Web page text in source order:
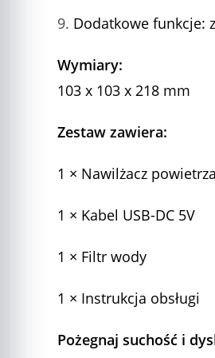
Dodatkowe funkcje:
Wymiary:
103 x 103 x 218 mm
Zestaw zawiera:
1 × Nawilżacz powietrza
1 × Kabel USB-DC 5V
1 × Filtr wody
1 × Instrukcja obsługi
Pożegnaj suchość i